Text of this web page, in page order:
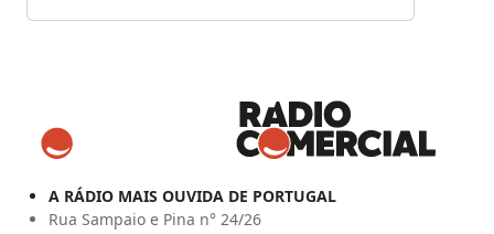
A RÁDIO MAIS OUVIDA DE PORTUGAL
Rua Sampaio e Pina n° 24/26